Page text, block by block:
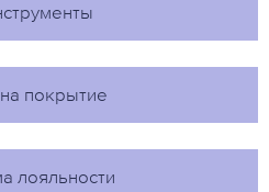
покрытие
лояльности